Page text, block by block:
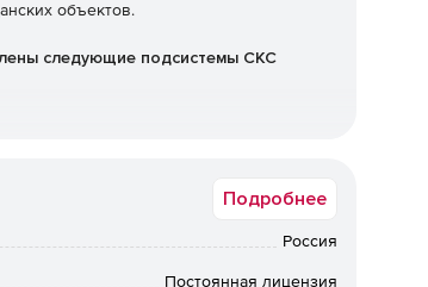
объектов.
следующие подсистемы СКС
Подробнее
Россия
Постоянная лицензия